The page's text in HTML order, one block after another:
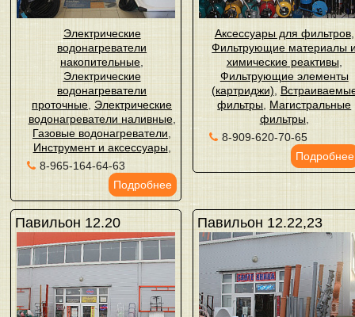
Электрические
водонагреватели
накопительные
Электрические
водонагреватели
проточные ,Электрические
водонагреватели наливные,
Газовые водонагреватели
Инструмент и аксессуары,
8-965-164-64-63
Подробнее
Аксессуары для фильтров,
Фильтрующие материалы
химические реактивы,
Фильтрующие элементы
(картриджи)
фильтры Магистральные
фильтры,
8-909-620-70-65
Подробнее
Павильон 12.20 Павильон 12.22,23